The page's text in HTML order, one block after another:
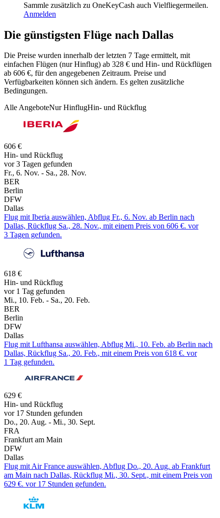
Sammle zusätzlich zu OneKeyCash auch Vielfliegermeilen.
Anmelden
Die günstigsten Flüge nach Dallas
Die Preise wurden innerhalb der letzten 7 Tage ermittelt, mit
einfachen Flügen (nur Hinflug) ab 328 € und Hin- und Rückflügen
ab 606 €, für den angegebenen Zeitraum. Preise und
Verfügbarkeiten können sich ändern. Es gelten zusätzliche
Bedingungen.
Alle AngeboteNur HinflugHin- und Rückflug
606 €
Hin- und Rückflug
vor 3 Tagen gefunden
Fr., 6. Nov. - Sa., 28. Nov.
BER
Berlin
DFW
Dallas
Flug mit Iberia auswählen, Abflug Fr., 6. Nov. ab Berlin nach
Dallas, Rückflug Sa., 28. Nov., mit einem Preis von 606 €. vor
3 Tagen gefunden.
618 €
Hin- und Rückflug
vor 1 Tag gefunden
Mi., 10. Feb. - Sa., 20. Feb.
BER
Berlin
DFW
Dallas
Flug mit Lufthansa auswählen, Abflug Mi., 10. Feb. ab Berlin nach
Dallas, Rückflug Sa., 20. Feb., mit einem Preis von 618 €. vor
1 Tag gefunden.
629 €
Hin- und Rückflug
vor 17 Stunden gefunden
Do., 20. Aug. - Mi., 30. Sept.
FRA
Frankfurt am Main
DFW
Dallas
Flug mit Air France auswählen, Abflug Do., 20. Aug. ab Frankfurt
am Main nach Dallas, Rückflug Mi., 30. Sept., mit einem Preis von
629 €. vor 17 Stunden gefunden.